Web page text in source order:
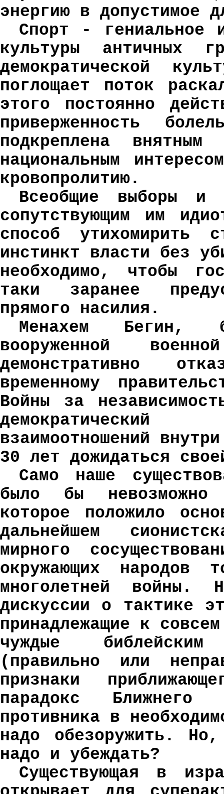
энергию в допустимое
Спорт - гениальное
культуры античных
демократической
поглощает поток
этого постоянно
приверженность
подкреплена
национальным
кровопролитию.
Всеобщие выборы и
сопутствующим им
способ утихомирить
инстинкт власти без
необходимо, чтобы
таки заранее
прямого насилия.
Менахем Бегин,
вооруженной
демонстративно
временному
Войны за
взаимоотношений
30 лет дожидаться
Само наше
было бы невозможно
которое положило
дальнейшем
мирного
окружающих народов
многолетней войны.
дискуссии о тактике
принадлежащие к
чуждые
(правильно или
признаки
парадокс
противника в
надо обезоружить.
надо и убеждать?
Существующая в